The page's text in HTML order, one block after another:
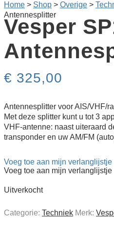
Home > Shop > Overige >
Antenne­splitter
Vesper
€ 325,00
Antennesplitter voor AIS/VHF/
Met deze splitter kunt u tot 3
VHF-antenne: naast uiteraard
transponder en uw AM/FM
Voeg toe aan mijn verlanglijstje
Voeg toe aan mijn verlanglijstje
Uitverkocht
Categorie: Techniek Merk: